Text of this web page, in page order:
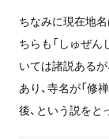
ちなみに現在地名
ちらも「しゅぜん
いては諸説ある
あり、寺名が「修
後、という説をと